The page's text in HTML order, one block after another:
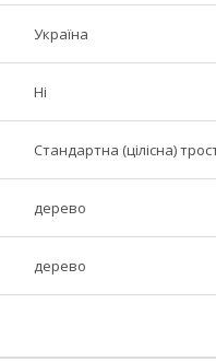
Україна
Ні
Стандартна (цілісна)
дерево
дерево